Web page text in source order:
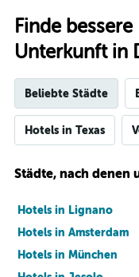
Finde
Unterkunft in
Beliebte Städte
Hotels in Texas
Städte, nach denen
Hotels in Lignano
Hotels in Amsterdam
Hotels in München